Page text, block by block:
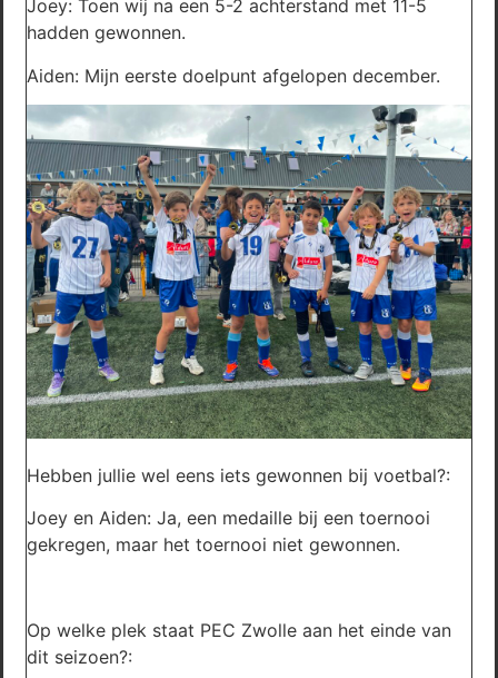
Joey: Toen wij na een 5-2 achterstand met 11-5
hadden gewonnen.
Aiden: Mijn eerste doelpunt afgelopen december.
Hebben jullie wel eens iets gewonnen bij voetbal?:
Joey en Aiden: Ja, een medaille bij een toernooi
gekregen, maar het toernooi niet gewonnen.
Op welke plek staat PEC Zwolle aan het einde van
dit seizoen?: